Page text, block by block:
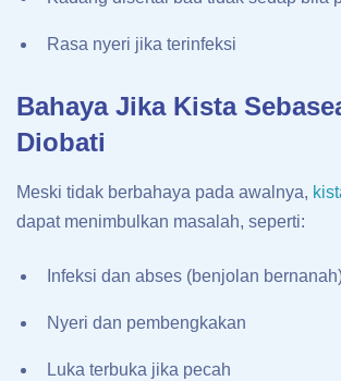
Rasa nyeri jika terinfeksi
Bahaya Jika Kista
Diobati
Meski tidak berbahaya pada awalnya,
dapat menimbulkan masalah, seperti:
Infeksi dan abses (benjolan
Nyeri dan pembengkakan
Luka terbuka jika pecah